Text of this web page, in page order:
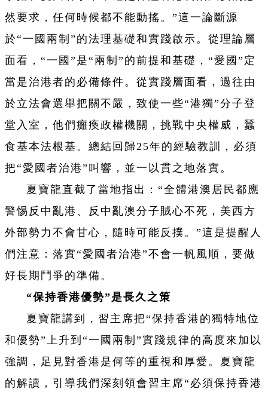
然要求，任何時候都不能動搖。”這一論斷源
於“一國兩制”的法理基礎和實踐啟示。從理論層
面看，“一國”是“兩制”的前提和基礎，“愛國”定
當是治港者的必備條件。從實踐層面看，過往由
於立法會選舉把關不嚴，致使一些“港獨”分子登
堂入室，他們癱瘓政權機關，挑戰中央權威，蠶
食基本法根基。總結回歸25年的經驗教訓，必須
把“愛國者治港”叫響，並一以貫之地落實。
夏寶龍直截了當地指出：“全體港澳居民都應
警惕反中亂港、反中亂澳分子賊心不死，美西方
外部勢力不會甘心，隨時可能反撲。”這是提醒人
們注意：落實“愛國者治港”不會一帆風順，要做
好長期鬥爭的準備。
“保持香港優勢”是長久之策
夏寶龍講到，習主席把“保持香港的獨特地位
和優勢”上升到“一國兩制”實踐規律的高度來加以
強調，足見對香港是何等的重視和厚愛。夏寶龍
的解讀，引導我們深刻領會習主席“必須保持香港